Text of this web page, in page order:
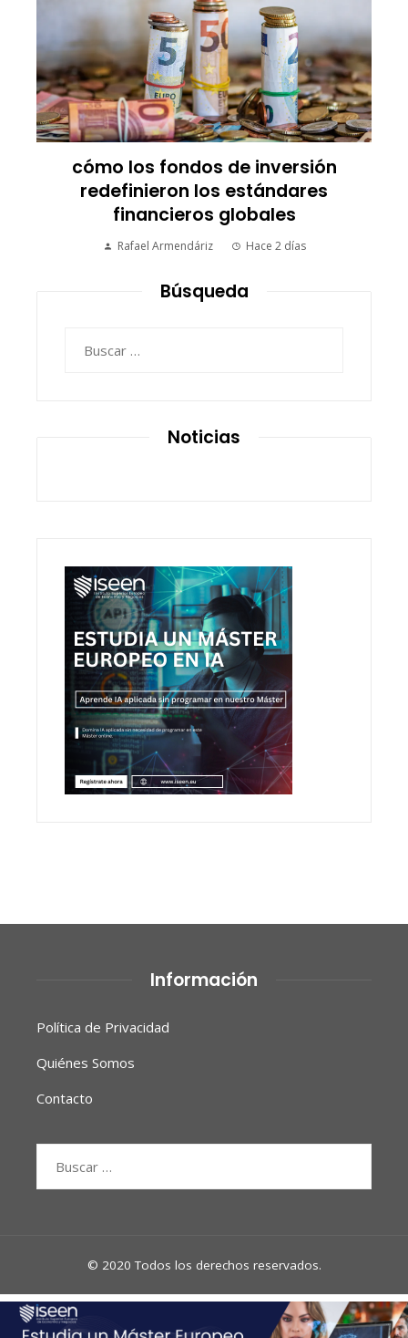
cómo los fondos de inversión
redefinieron los estándares
financieros globales
Rafael Armendáriz Hace 2 días
Búsqueda
Noticias
Información
Política de Privacidad
Quiénes Somos
Contacto
© 2020 Todos los derechos reservados.